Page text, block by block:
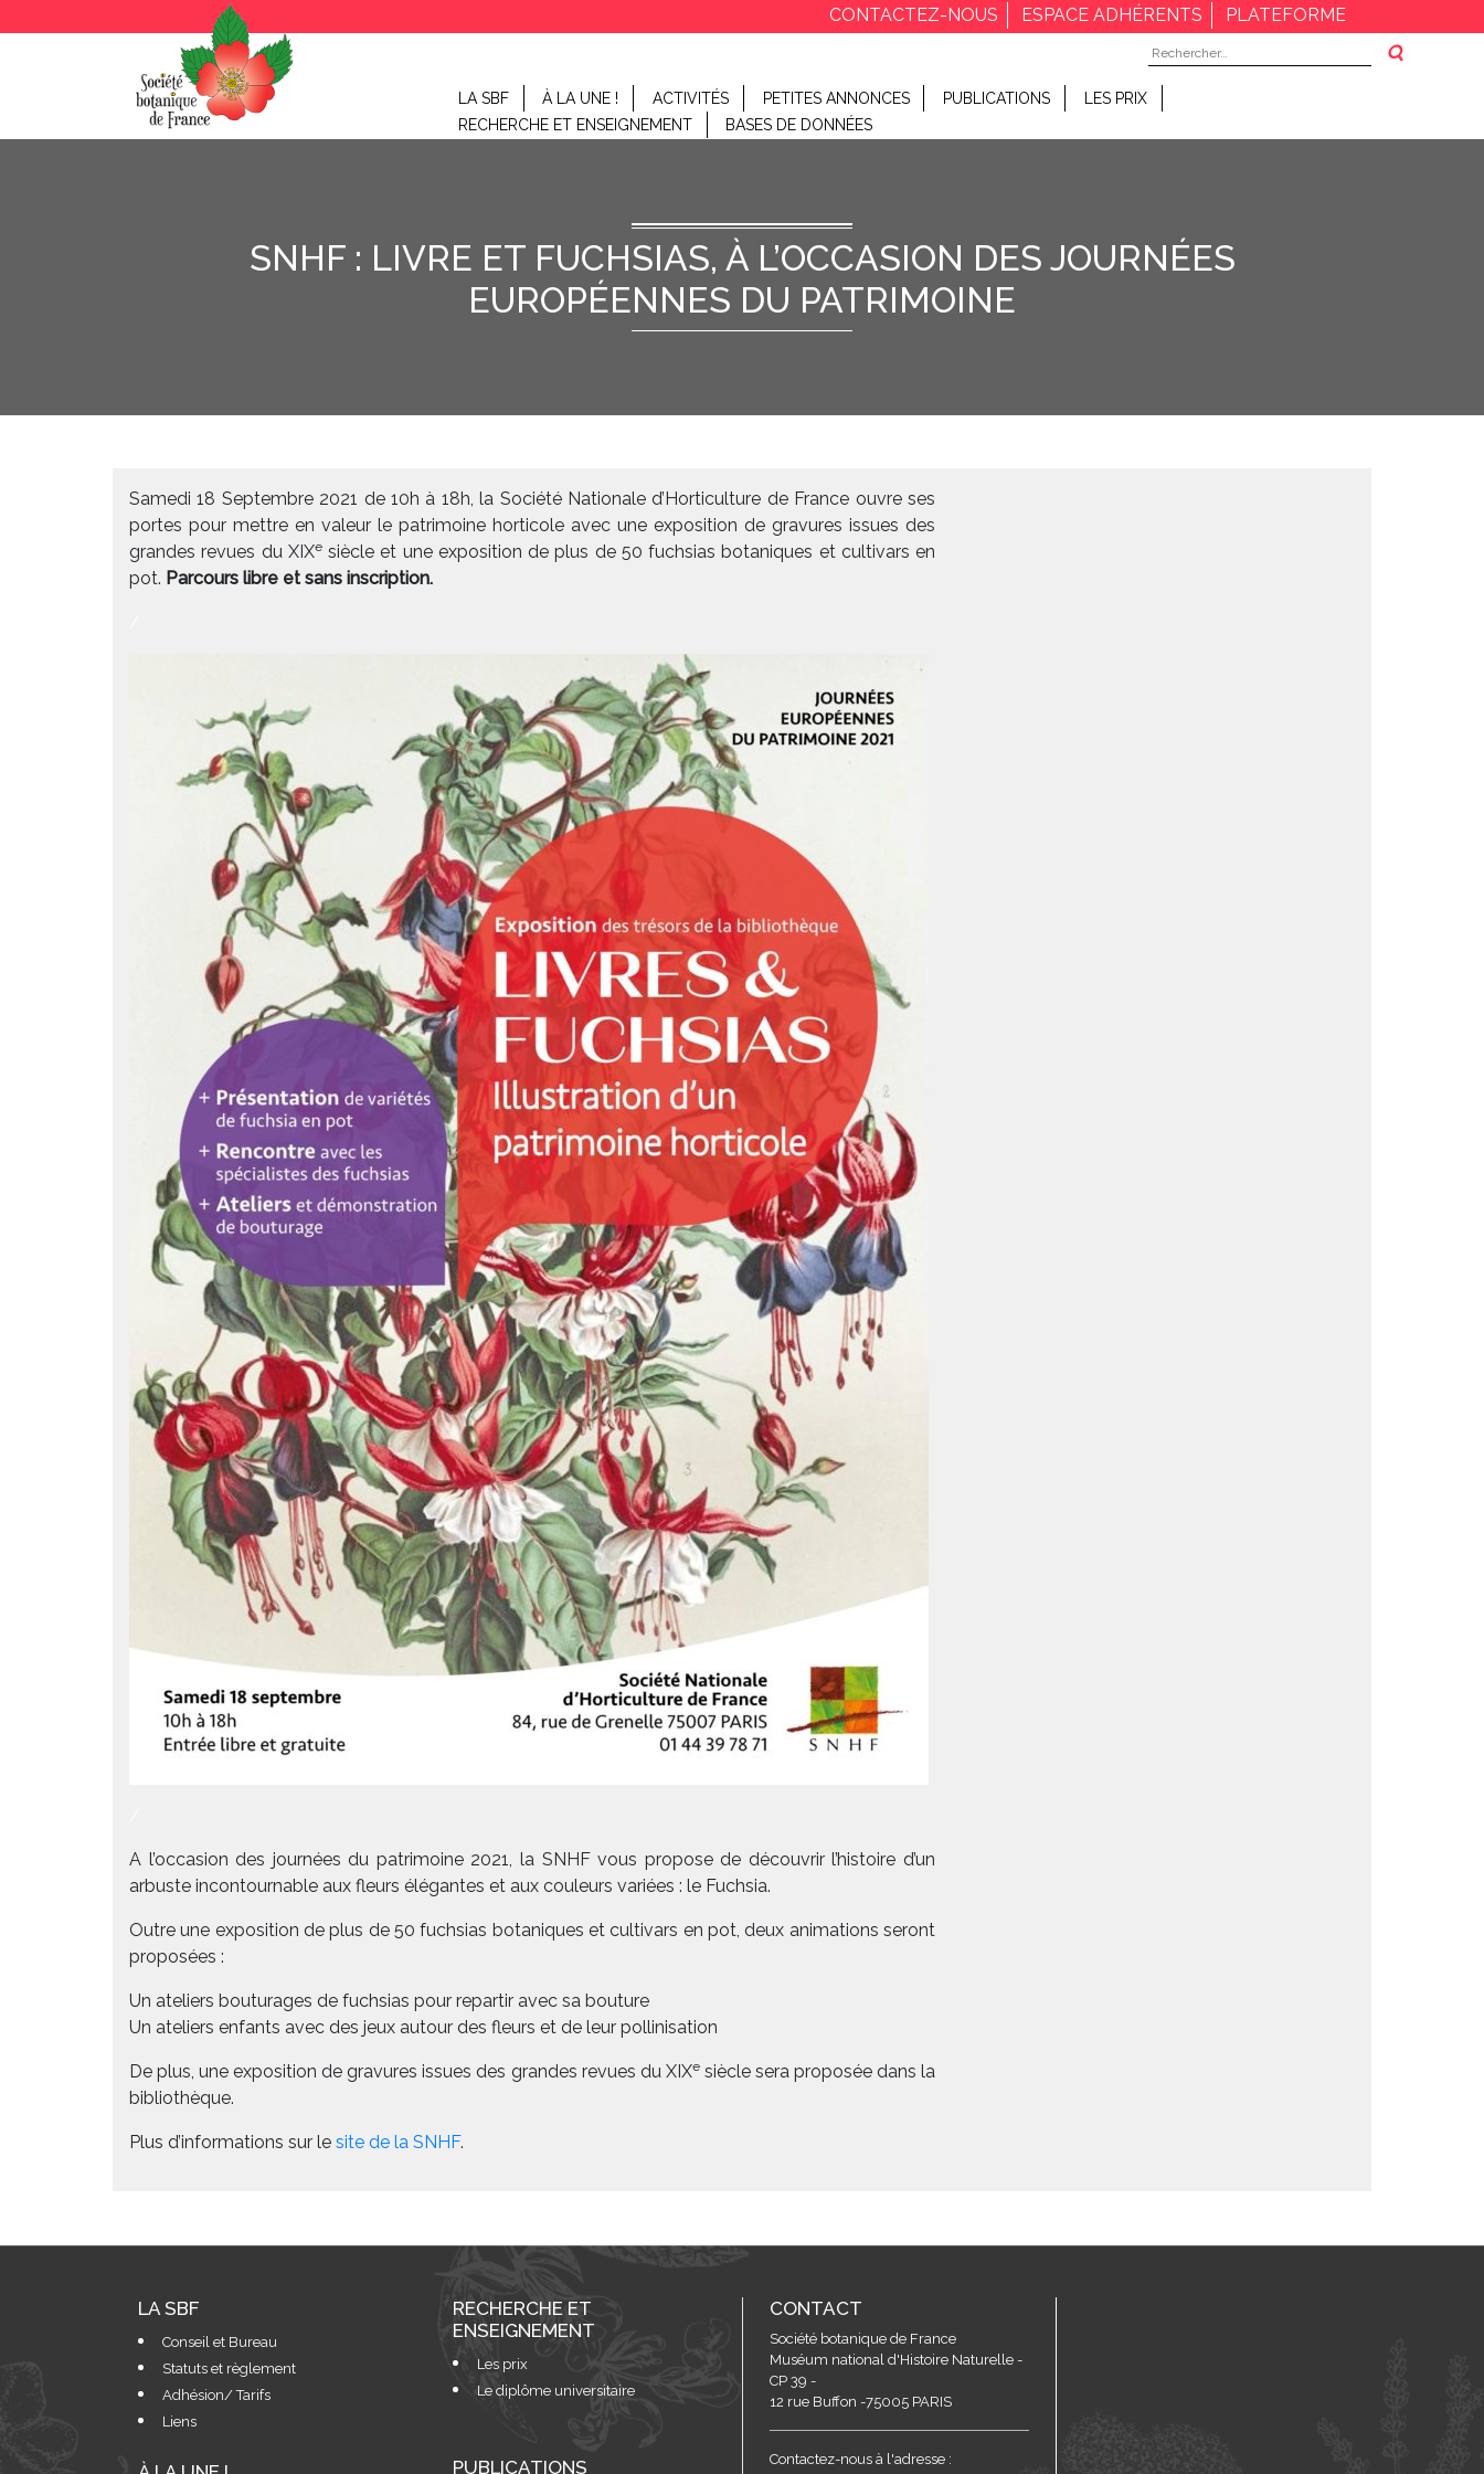
CONTACTEZ-NOUS ESPACE ADHÉRENTS
PLATEFORME
Rechercher :
LA SBF À LA UNE ! ACTIVITÉS PETITES ANNONCES PUBLICATIONS
LES PRIX
RECHERCHE ET ENSEIGNEMENT
BASES DE DONNÉES
SNHF : LIVRE ET FUCHSIAS, À L’OCCASION DES JOURNÉES
EUROPÉENNES DU PATRIMOINE
Samedi 18 Septembre 2021 de 10h à 18h, la Société Nationale d’Horticulture de France ouvre ses
portes pour mettre en valeur le patrimoine horticole avec une exposition de gravures issues des
grandes revues du XIXesiècle et une exposition de plus de 50 fuchsias botaniques et cultivars en
pot. Parcours libre et sans inscription.
A l’occasion des journées du patrimoine 2021, la SNHF vous propose de découvrir l’histoire d’un
arbuste incontournable aux fleurs élégantes et aux couleurs variées : le Fuchsia.
Outre une exposition de plus de 50 fuchsias botaniques et cultivars en pot, deux animations seront
proposées :
Un ateliers bouturages de fuchsias pour repartir avec sa bouture
Un ateliers enfants avec des jeux autour des fleurs et de leur pollinisation
De plus, une exposition de gravures issues des grandes revues du XIXesiècle sera proposée dans la
bibliothèque.
Plus d’informations sur le site de la SNHF.
LA SBF
Conseil et Bureau
Statuts et règlement
Adhésion/ Tarifs
Liens
RECHERCHE ET
ENSEIGNEMENT
Les prix
Le diplôme universitaire
PUBLICATIONS
CONTACT
Société botanique de France
Muséum national d'Histoire Naturelle -
CP 39 -
12 rue Buffon -75005 PARIS
Contactez-nous à l'adresse :